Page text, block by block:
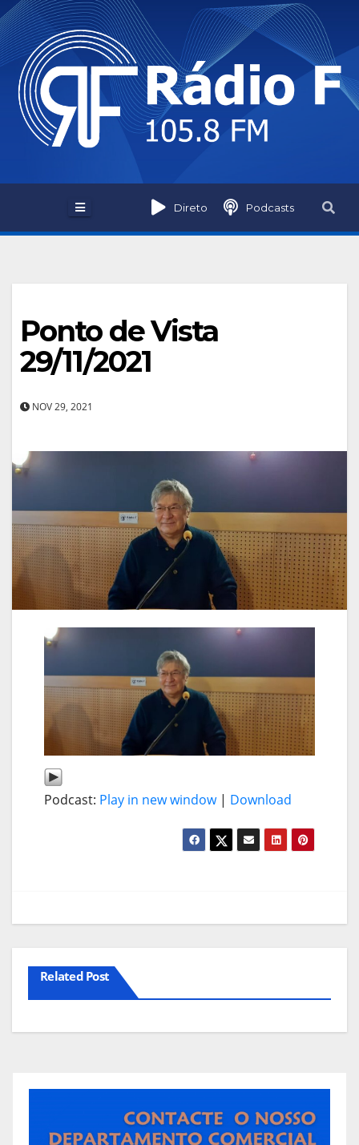
Skip
to
content
Direto Podcasts
Ponto de Vista
29/11/2021
NOV 29, 2021
Podcast: Play in new window| Download
Related Post